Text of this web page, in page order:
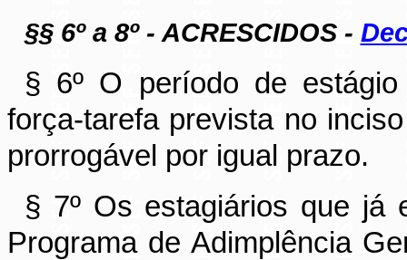
§§ 6º a 8º - ACRESCIDOS -
§ 6º O período de
força-tarefa prevista no
prorrogável por igual prazo.
§ 7ºOs estagiários que já
Programa de Adimplência